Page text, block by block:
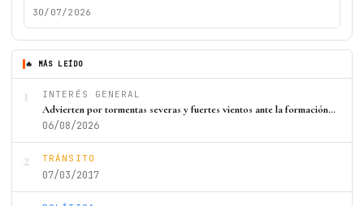
30/07/2026
🔥 MÁS LEÍDO
1 INTERÉS GENERAL
Advierten por tormentas severas y fuertes vientos ante la formación…
06/08/2026
2 TRÁNSITO
07/03/2017